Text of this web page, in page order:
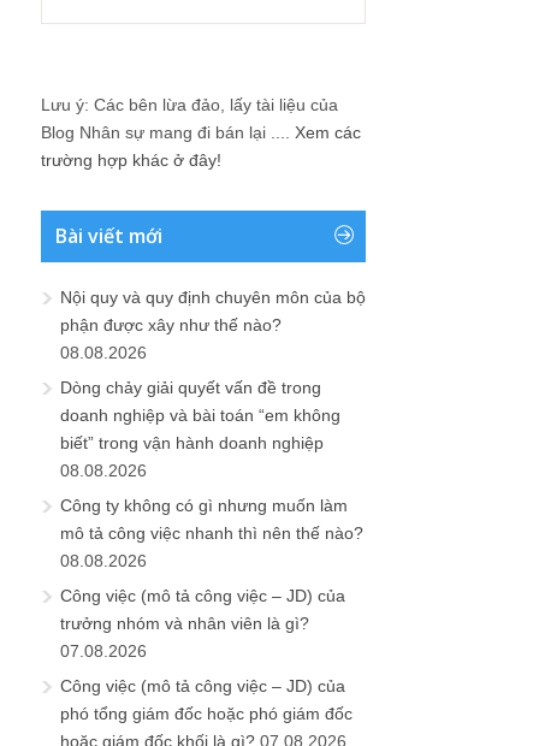
Lưu ý: Các bên lừa đảo, lấy tài liệu của
Blog Nhân sự mang đi bán lại .... Xem các
trường hợp khác ở đây!
Bài viết mới
Nội quy và quy định chuyên môn của bộ
phận được xây như thế nào?
08.08.2026
Dòng chảy giải quyết vấn đề trong
doanh nghiệp và bài toán “em không
biết” trong vận hành doanh nghiệp
08.08.2026
Công ty không có gì nhưng muốn làm
mô tả công việc nhanh thì nên thế nào?
08.08.2026
Công việc (mô tả công việc – JD) của
trưởng nhóm và nhân viên là gì?
07.08.2026
Công việc (mô tả công việc – JD) của
phó tổng giám đốc hoặc phó giám đốc
hoặc giám đốc khối là gì? 07.08.2026